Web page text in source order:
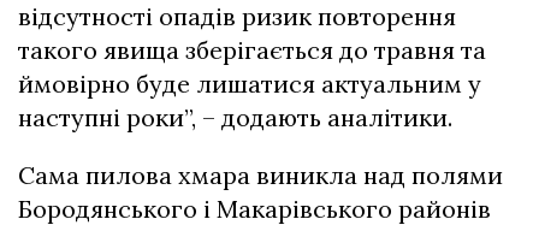
відсутності опадів ризик повторення
такого явища зберігається до травня та
ймовірно буде лишатися актуальним у
наступні роки”, – додають аналітики.
Сама пилова хмара виникла над полями
Бородянського і Макарівського районів